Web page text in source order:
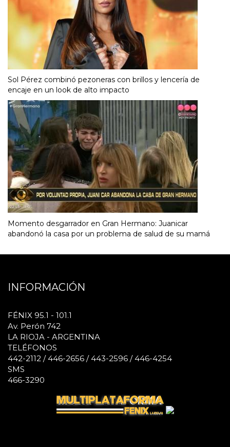
Sol Pérez combinó pezoneras con brillos y lencería de
encaje en un look de alto impacto
Momento desgarrador en Gran Hermano: Juanicar
abandonó la casa por un problema de salud de su mamá
INFORMACIÓN
FÉNIX 95.1 - 101.1
Av. Perón 742
LA RIOJA - ARGENTINA
TELÉFONOS
442-2112 / 446-2656 / 443-2596 / 446-4254
SMS
466-3290